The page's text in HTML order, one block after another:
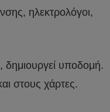
ηλεκτρολόγοι,
δημιουργεί υποδομή.
στους χάρτες.